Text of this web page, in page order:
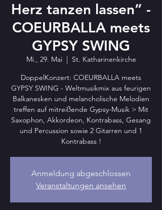
Herz tanzen lassen“ -
COEURBALLA meets
GYPSY SWING
Mi., 29. Mai
  |
St. Katharinenkirche
DoppelKonzert: COEURBALLA meets
GYPSY SWING - Weltmusikmix aus feurigen
Balkanesken und melancholische Melodien
treffen auf mitreißende Gypsy-Musik > Mit
Saxophon, Akkordeon, Kontrabass, Gesang
und Percussion sowie 2 Gitarren und 1
Kontrabass !
Anmeldung abgeschlossen
Veranstaltungen ansehen